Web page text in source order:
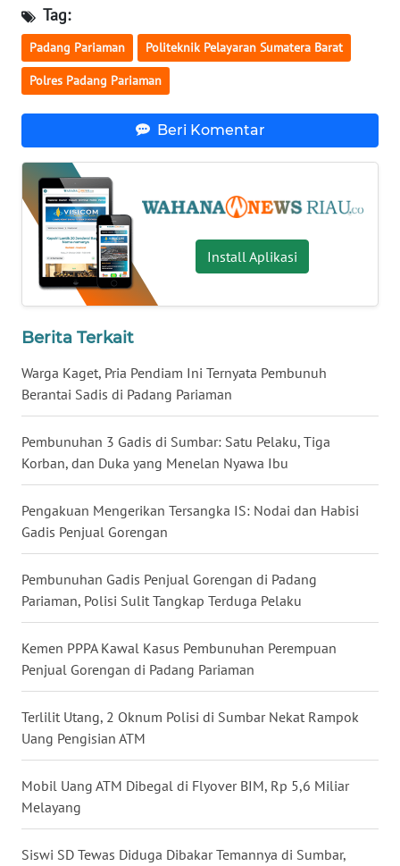
Tag:
Padang Pariaman Politeknik Pelayaran Sumatera Barat
Polres Padang Pariaman
Beri Komentar
Install Aplikasi
Berita Terkait
Warga Kaget, Pria Pendiam Ini Ternyata Pembunuh
Berantai Sadis di Padang Pariaman
Pembunuhan 3 Gadis di Sumbar: Satu Pelaku, Tiga
Korban, dan Duka yang Menelan Nyawa Ibu
Pengakuan Mengerikan Tersangka IS: Nodai dan Habisi
Gadis Penjual Gorengan
Pembunuhan Gadis Penjual Gorengan di Padang
Pariaman, Polisi Sulit Tangkap Terduga Pelaku
Kemen PPPA Kawal Kasus Pembunuhan Perempuan
Penjual Gorengan di Padang Pariaman
Terlilit Utang, 2 Oknum Polisi di Sumbar Nekat Rampok
Uang Pengisian ATM
Mobil Uang ATM Dibegal di Flyover BIM, Rp 5,6 Miliar
Melayang
Siswi SD Tewas Diduga Dibakar Temannya di Sumbar,
WN
KALBAR
WN
KALTENG
KALTARA
WN
KALSEL
WN
KALTIM
WN
WN
WN
SULUT
WN
MALUKU
WN
MALUT
WN
DAIRI
WN
WN